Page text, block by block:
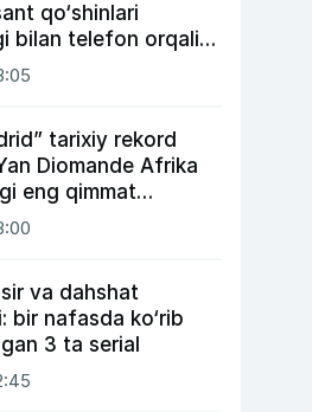
qo‘shinlari
bilan telefon orqali
tarixiy rekord
Diomande Afrika
eng qimmat
aylandi
va dahshat
bir nafasda ko‘rib
3 ta serial